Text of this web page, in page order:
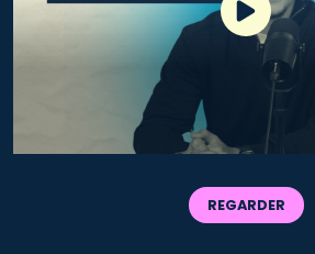
REGARDER